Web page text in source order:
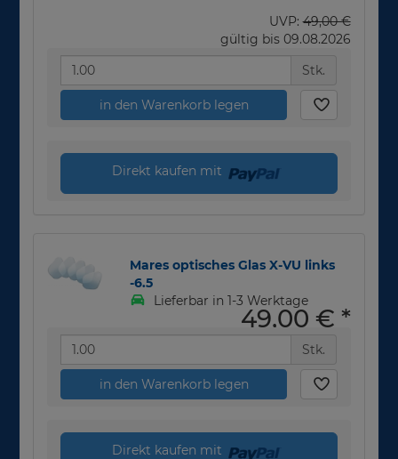
UVP:49,00 €
gültig bis 09.08.2026
Stk.
in den Warenkorb legen
Direkt kaufen mit
Mares optisches Glas X-VU links
-6.5
Lieferbar in 1-3 Werktage
49,00 € *
Stk.
in den Warenkorb legen
Direkt kaufen mit